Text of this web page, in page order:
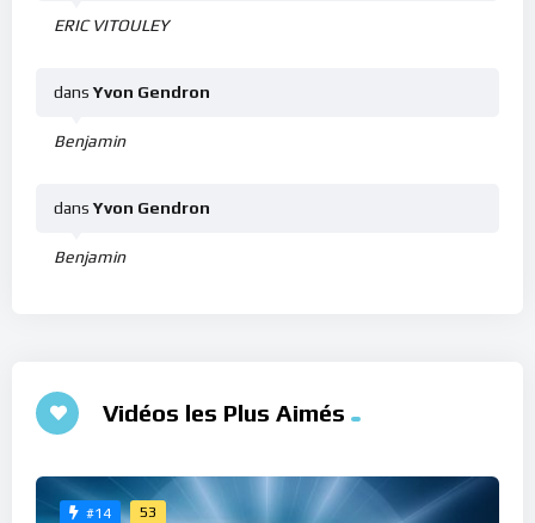
ERIC VITOULEY
Benjamin
dans Yvon Gendron
Benjamin
dans Yvon Gendron
Vidéos les Plus Aimés
#14 53